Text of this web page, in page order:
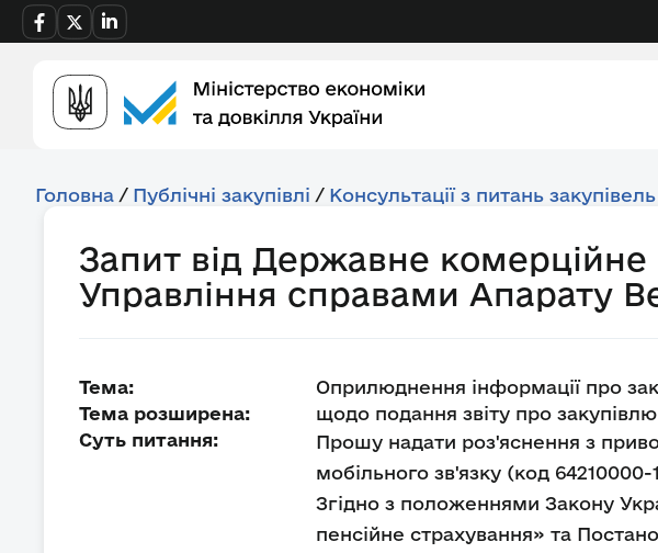
Головна / Публічні закупівлі / Консультації з питань закупівель
Запит від Державне комерційне
Управління справами Апарату
Тема:
Оприлюднення інформації про
Тема розширена:
щодо подання звіту про
Суть питання:
Прошу надати роз'яснення з
мобільного зв'язку (код
Згідно з положеннями Закону
пенсійне страхування» та